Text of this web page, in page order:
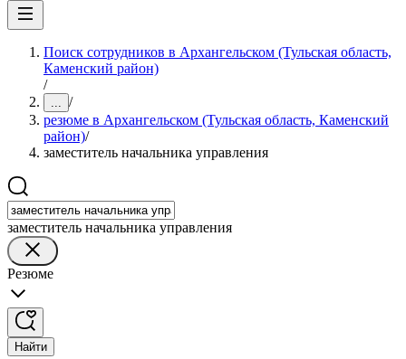
Поиск сотрудников в Архангельском (Тульская область,
Каменский район)
/
... /
резюме в Архангельском (Тульская область, Каменский
район)/
заместитель начальника управления
заместитель начальника управления
Резюме
Найти